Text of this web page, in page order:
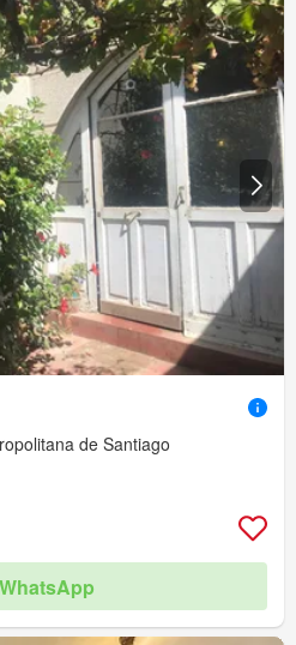
de Santiago
WhatsApp